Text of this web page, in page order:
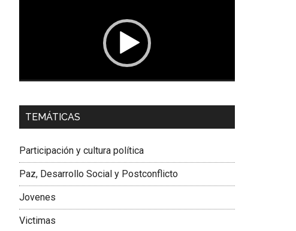
Dra. Carolina Corcho Mejía,
Latinoamericana Sur, Vicepresidenta Federación
TEMÁTICAS
Participación y cultura política
Paz, Desarrollo Social y Postconflicto
Jovenes
Victimas